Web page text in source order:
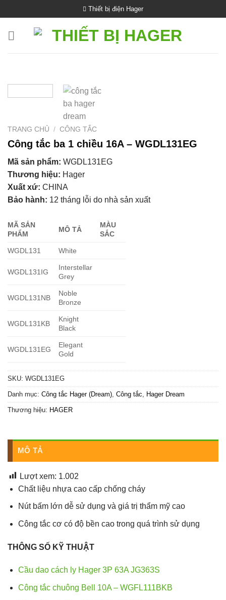
qua
nội
Thiết bị điện Hager
TRANG CHỦ / CÔNG TẮC
Công tắc ba 1 chiều 16A – WGDL131EG
Mã sản phẩm: WGDL131EG
Thương hiệu: Hager
Xuất xứ: CHINA
Bảo hành: 12 tháng lỗi do nhà sản xuất
MÃ SẢN
PHẨM
MÔ TẢ
MÀU
SẮC
WGDL131 White
WGDL131IG
Interstellar
Grey
WGDL131NB
Noble
Bronze
WGDL131KB
Knight
Black
WGDL131EG
Elegant
Gold
SKU: WGDL131EG
Danh mục: Công tắc Hager (Dream) Công tắc Hager Dream
Thương hiệu: HAGER
MÔ TẢ
Lượt xem: 1.002
Chất liệu nhựa cao cấp chống cháy
Nút bấm lớn dễ sử dụng và giá trị thẩm mỹ cao
Công tắc cơ có độ bền cao trong quá trình sử dụng
THÔNG SỐ KỸ THUẬT
Cầu dao cách ly Hager 3P 63A JG363S
Công tắc chuông Bell 10A – WGFL111BKB